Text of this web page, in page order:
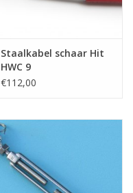
Staalkabel schaar Hit
HWC 9
€112,00